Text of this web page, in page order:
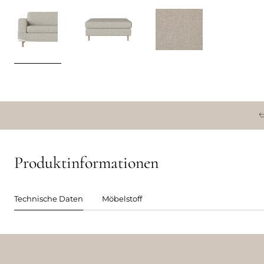
Produktinformationen
Technische Daten Möbelstoff